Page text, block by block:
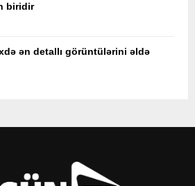
biridir
ən detallı görüntülərini əldə